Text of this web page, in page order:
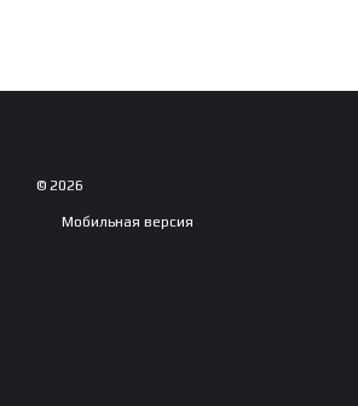
© 2026
Мобильная версия